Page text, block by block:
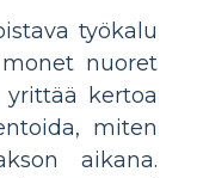
työkalu
nuoret
kertoa
miten
aikana.